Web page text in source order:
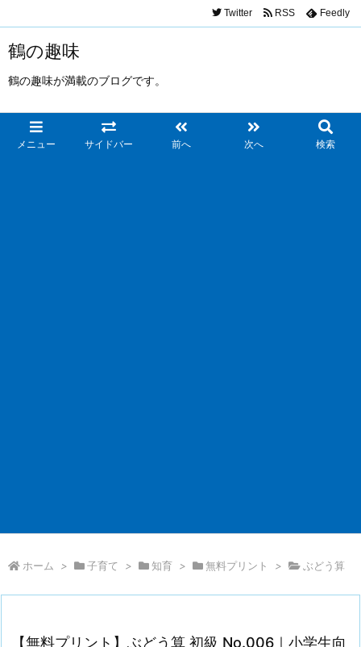
鶴の趣味
鶴の趣味が満載のブログです。
メニュー サイドバー 前へ 次へ 検索
Twitter RSS Feedly
ホーム > 子育て > 知育 > 無料プリント > ぶどう算
【無料プリント】ぶどう算 初級 No.006｜小学生向